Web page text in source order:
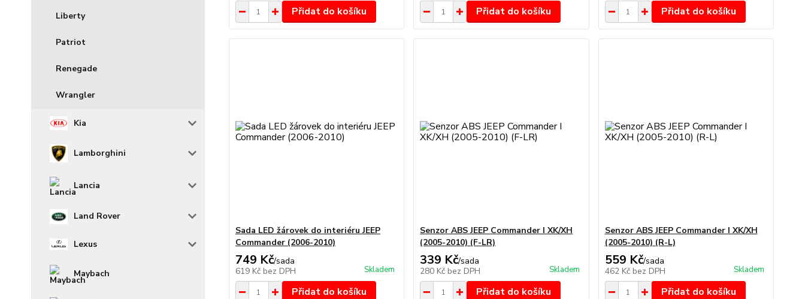
Liberty
Patriot
Renegade
Wrangler
Kia
Lamborghini
Lancia
Land Rover
Lexus
Maybach
Přidat do košíku Přidat do košíku Přidat do košíku
Sada LED žárovek do interiéru JEEP
Commander (2006-2010)
749 Kč/sada
619 Kč bez DPH Skladem
Přidat do košíku
Senzor ABS JEEP Commander I XK/XH
(2005-2010) (F-LR)
339 Kč/sada
280 Kč bez DPH Skladem
Přidat do košíku
Senzor ABS JEEP Commander I XK/XH
(2005-2010) (R-L)
559 Kč/sada
462 Kč bez DPH Skladem
Přidat do košíku